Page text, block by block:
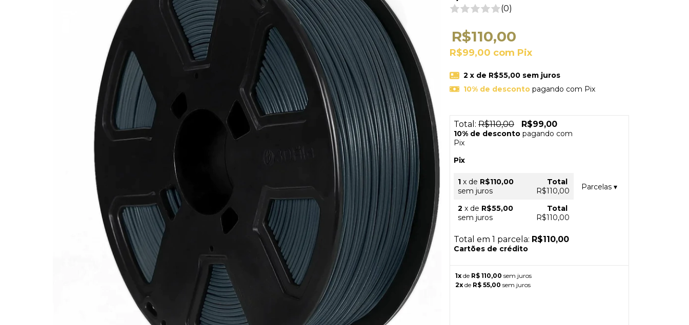
(0)
R$110,00
R$99,00 com Pix
2 x de R$55,00 sem juros
10% de descontopagando com Pix
Total: R$110,00 R$99,00
10% de desconto pagando com
Pix
Pix
1 x de R$110,00
sem juros
Total
R$110,00
2 x de R$55,00
sem juros
Total
R$110,00
Total em 1 parcela: R$110,00
Cartões de crédito
Parcelas ▾
1xde R$ 110,00 sem juros
2xde R$ 55,00 sem juros